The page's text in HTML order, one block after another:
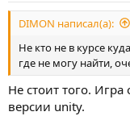
DIMON написал(а):
Не кто не в курсе
где не могу найти,
Не стоит того.
версии unity.